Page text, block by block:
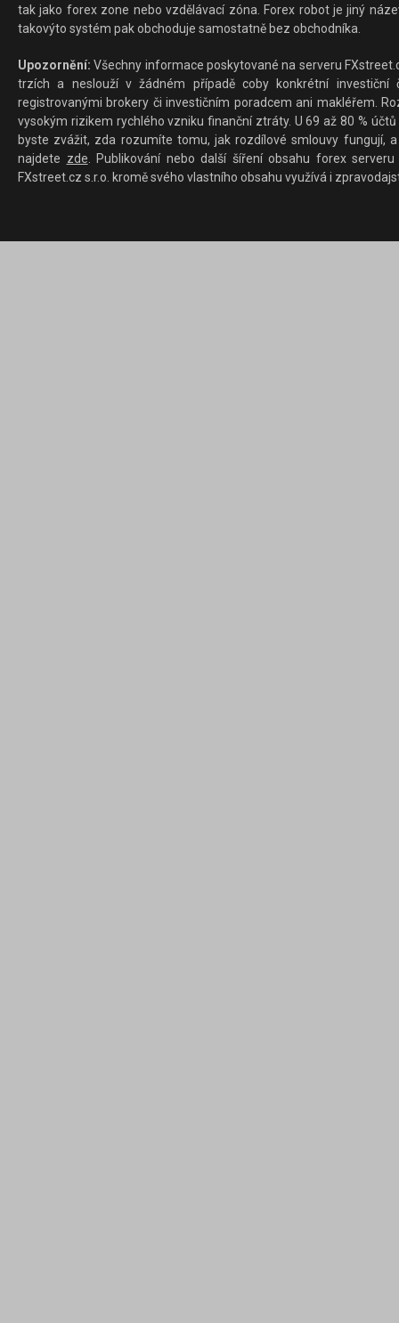
tak jako forex zone nebo vzdělávací zóna. Forex robot je jiný
takovýto systém pak obchoduje samostatně bez obchodníka.
Upozornění: Všechny informace poskytované na serveru
trzích a neslouží v žádném případě coby konkrétní investiční
registrovanými brokery či investičním poradcem ani makléřem.
vysokým rizikem rychlého vzniku finanční ztráty. U 69 až 80 %
byste zvážit, zda rozumíte tomu, jak rozdílové smlouvy fungují,
najdete zde. Publikování nebo další šíření obsahu forex
FXstreet.cz s.r.o. kromě svého vlastního obsahu využívá i